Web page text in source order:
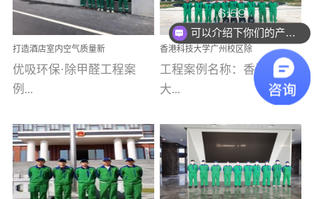
程序；生产车间为优吸总
部和全国分支机构生产光
触媒、净醛王、祛味剂等
优吸系列产品，保质保量
完成生产任务，确保全国
求。资质优势团队优势分
支优势优吸环保是一棵正
茁壮成长的树，只要我们
人人都爱护她、珍惜她、
乐寓 深圳市安居乐寓
为深圳安居集团旗下城...
址：广州市南沙区海滨路
南沙珠江湾江门市蓬江区
禾...
打造酒店室内空气质量新
标杆——优吸环保·标杆之
作：东莞美豪雅致酒店室
内空气治理工程纪实
优吸环保·除甲醛工程案
例...
【东莞美豪雅致酒店】室
内空气治理项目东莞美豪
雅致酒店 东莞美豪雅
香港科技大学广州校区除
甲醛项目圆满完成
工程案例名称：香港科技
大...
学广州校区室内空气治
理 工程案例地址：广
州南沙区·香港科技大学(广
可以介绍下你们的产品么